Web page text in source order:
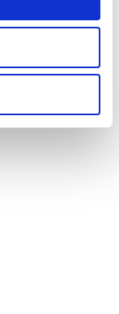
vasıtasıyla
bilgi için